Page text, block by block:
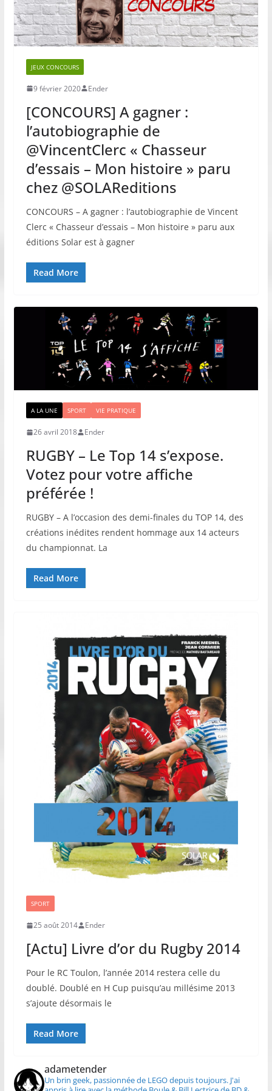
JEUX CONCOURS
9 février 2020 Ender
[CONCOURS] A gagner :
l’autobiographie de
@VincentClerc « Chasseur
d’essais – Mon histoire » paru
chez @SOLAReditions
CONCOURS – A gagner : l’autobiographie de Vincent
Clerc « Chasseur d’essais – Mon histoire » paru aux
éditions Solar est à gagner
Read More
A LA UNE SPORT VIE PRATIQUE
26 avril 2018 Ender
RUGBY – Le Top 14 s’expose.
Votez pour votre affiche
préférée !
RUGBY – A l’occasion des demi-finales du TOP 14, des
créations inédites rendent hommage aux 14 acteurs
du championnat. La
Read More
SPORT
25 août 2014 Ender
[Actu] Livre d’or du Rugby 2014
Pour le RC Toulon, l’année 2014 restera celle du
doublé. Doublé en H Cup puisqu’au millésime 2013
s’ajoute désormais le
Read More
adametender
Un brin geek, passionnée de LEGO depuis toujours.J'ai